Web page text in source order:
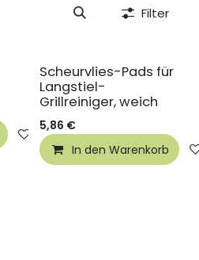
Filter
Auf die Wunschliste
Scheurvlies-Pads für
Langstiel-
Grillreiniger, weich
5,86 €
In den Warenkorb